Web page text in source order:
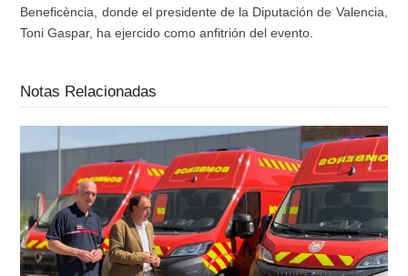
Beneficència, donde el presidente de la Diputación de Valencia,
Toni Gaspar, ha ejercido como anfitrión del evento.
Notas Relacionadas